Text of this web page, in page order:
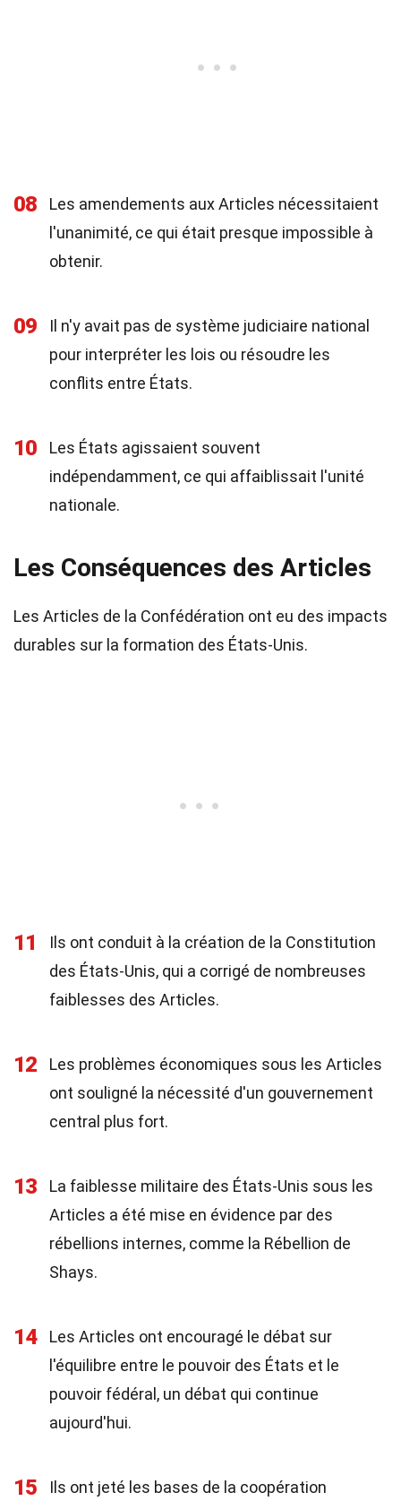
08
Les amendements aux Articles nécessitaient
l'unanimité, ce qui était presque impossible à
obtenir.
09
Il n'y avait pas de système judiciaire national
pour interpréter les lois ou résoudre les
conflits entre États.
10
Les États agissaient souvent
indépendamment, ce qui affaiblissait l'unité
nationale.
Les Conséquences des Articles
Les Articles de la Confédération ont eu des impacts
durables sur la formation des États-Unis.
11
Ils ont conduit à la création de la Constitution
des États-Unis, qui a corrigé de nombreuses
faiblesses des Articles.
12
Les problèmes économiques sous les Articles
ont souligné la nécessité d'un gouvernement
central plus fort.
13
La faiblesse militaire des États-Unis sous les
Articles a été mise en évidence par des
rébellions internes, comme la Rébellion de
Shays.
14
Les Articles ont encouragé le débat sur
l'équilibre entre le pouvoir des États et le
pouvoir fédéral, un débat qui continue
aujourd'hui.
15
Ils ont jeté les bases de la coopération